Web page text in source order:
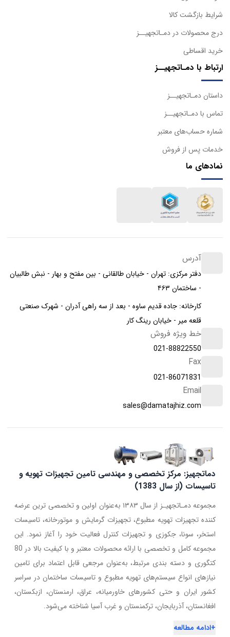
شرایط بازگشت کالا
درج محصولات در دمـاتجهیــز
خرید اقساطی
ارتباط با دمـاتجهیــز
داستان دمـاتجهیــز
تماس با دمـاتجهیــز
شماره حساب‌های معتبر
خدمات پس از فروش
نمادهای ما
آدرس
دفتر مرکزی: تهران - خیابان طالقانی - بین مفتح و بهار - نبش طالبیان
- ساختمان ۴۶۳
کارخانه: جاده قدیم ساوه - بعد از سه راهی آدران - شهرک صنعتی
قلعه میر - خیابان رینگ کار
خط ویژه فروش
021-88822550
Fax
021-86071831
Email
sales@damatajhiz.com
دماتجهیز: مرکز تخصصی و مهندسی تامین تجهیزات تهویه و
تاسیسات (از سال 1383)
مجموعه دمـاتجهیـز از سال ۱۳۸۳ به‌عنوان اولین و تخصصی ترین عرضه
کننده تجهیزات تهویه مطبوع، تجهیزات گرمایش و موتورخانه، تاسیسات
استخر، سونا، جکوزی و تجهیزات کنترل فعالیت خود را آغاز نمود. این
مجموعه کامل و تخصصی با ارائه محصولات معتبر و با کیفیت بالا در 80
کتگوری و دسته بندی مرتبط، به‌عنوان مرجعی قابل اعتماد برای تامین
نیازهای انواع سیستم‌های تهویه مطبوع و تاسیسات ساختمان در سراسر
کشور ایران و حتی کشورهای خاورمیانه، عراق، ارمنستان، ازبکستان،
افغانستان، آذربایجان، ترکمنستان و غرب آسیا شناخته می‌شود.
+ادامه مطالعه